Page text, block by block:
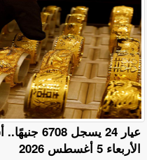
عيار 24
الأربعاء 5 أغسطس 2026